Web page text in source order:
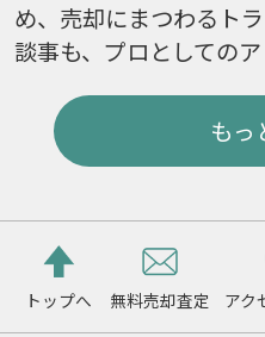
め、売却にまつわるト
談事も、プロとしてのア
もっ
トップへ 無料売却査定 アク